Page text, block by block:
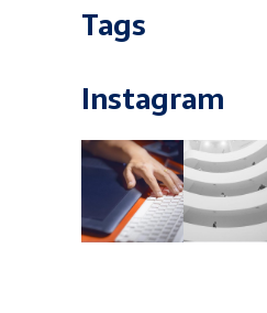
Tags
Instagram